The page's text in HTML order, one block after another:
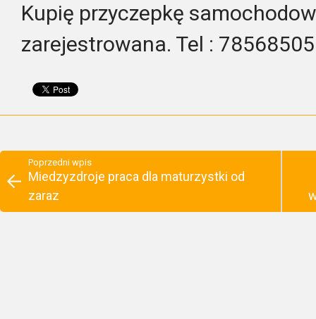
Kupię przyczepkę
zarejestrowana. Tel :
Poprzedni wpis
Miedzyzdroje praca dla maturzystki od
zaraz